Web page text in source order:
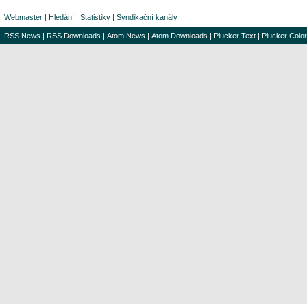
Webmaster | Hledání | Statistiky | Syndikační kanály
RSS News | RSS Downloads | Atom News | Atom Downloads | Plucker Text | Plucker Color